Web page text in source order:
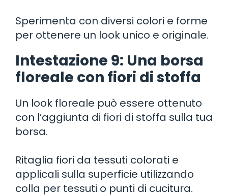
Sperimenta con diversi colori e forme
per ottenere un look unico e originale.
Intestazione 9: Una borsa
floreale con fiori di stoffa
Un look floreale può essere ottenuto
con l’aggiunta di fiori di stoffa sulla tua
borsa.
Ritaglia fiori da tessuti colorati e
applicali sulla superficie utilizzando
colla per tessuti o punti di cucitura.